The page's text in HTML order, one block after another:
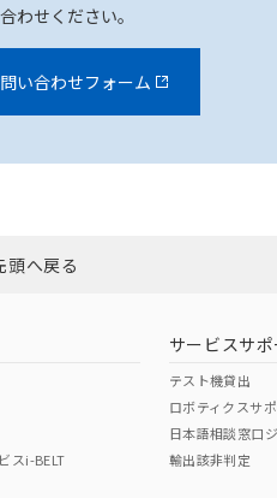
わせください。
い合わせフォーム
頭へ戻る
スi-BELT
サービスサ
テスト機貸出
ロボティクスサ
日本語相談窓口
輸出該非判定